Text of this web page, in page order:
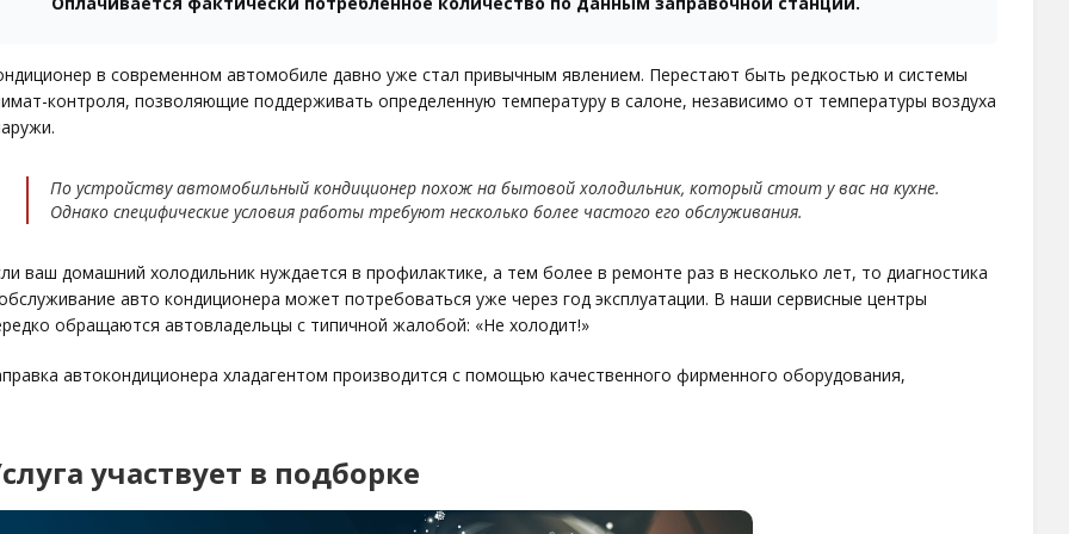
в современном автомобиле давно уже стал привычным явлением. Перестают быть редкостью и системы
контроля, позволяющие поддерживать определенную температуру в салоне, независимо от температуры воздуха
По устройству автомобильный кондиционер похож на бытовой холодильник, который стоит у вас на кухне.
Однако специфические условия работы требуют несколько более частого его обслуживания.
ваш домашний холодильник нуждается в профилактике, а тем более в ремонте раз в несколько лет, то диагностика
авто кондиционера может потребоваться уже через год эксплуатации. В наши сервисные центры
обращаются автовладельцы с типичной жалобой: «Не холодит!»
автокондиционера хладагентом производится с помощью качественного фирменного оборудования,
эффективным.
участвует в подборке